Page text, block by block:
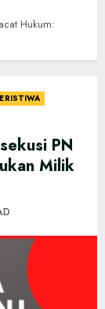
Hukum:
PN
Milik